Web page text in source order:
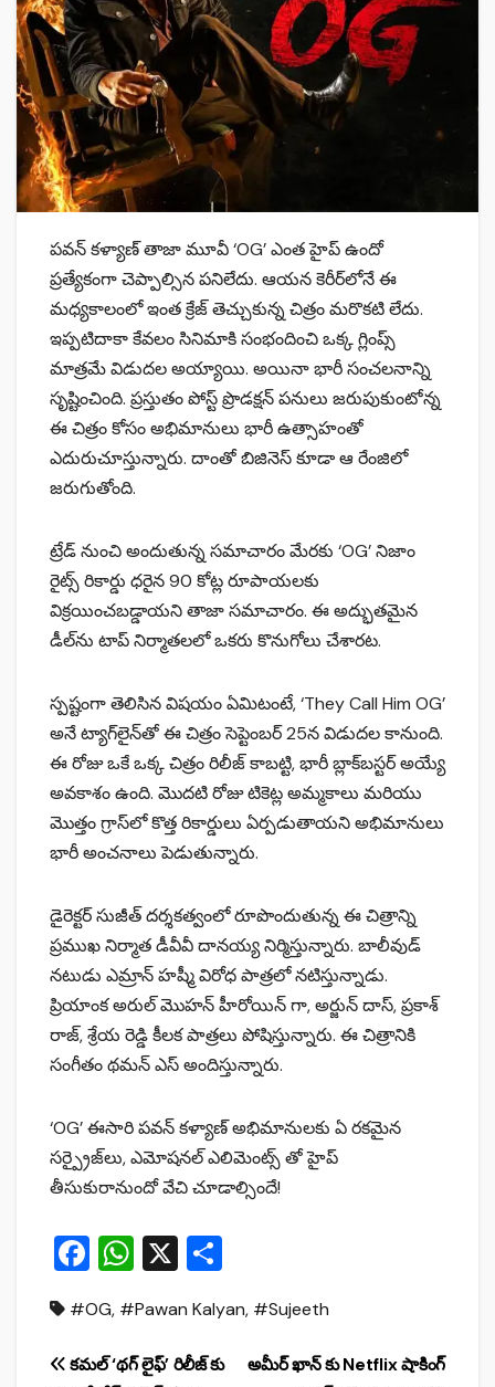
పవన్ కళ్యాణ్ తాజా మూవీ ‘OG’ ఎంత హైప్ ఉందో
ప్రత్యేకంగా చెప్పాల్సిన పనిలేదు. ఆయన కెరీర్‌లోనే ఈ
మధ్యకాలంలో ఇంత క్రేజ్ తెచ్చుకున్న చిత్రం మరొకటి లేదు.
ఇప్పటిదాకా కేవలం సినిమాకి సంభందించి ఒక్క గ్లింప్స్
మాత్రమే విడుద‌ల అయ్యాయి. అయినా భారీ సంచ‌ల‌నాన్ని
సృష్టించింది. ప్రస్తుతం పోస్ట్ ప్రొడక్షన్ పనులు జరుపుకుంటోన్న
ఈ చిత్రం కోసం అభిమానులు భారీ ఉత్సాహంతో
ఎదురుచూస్తున్నారు. దాంతో బిజినెస్ కూడా ఆ రేంజిలో
జరుగుతోంది.
ట్రేడ్ నుంచి అందుతున్న సమాచారం మేరకు ‘OG’ నిజాం
రైట్స్ రికార్డు ధరైన 90 కోట్ల రూపాయలకు
విక్రయించబడ్డాయని తాజా సమాచారం. ఈ అద్భుతమైన
డీల్‌ను టాప్ నిర్మాతలలో ఒకరు కొనుగోలు చేశారట.
స్పష్టంగా తెలిసిన విషయం ఏమిటంటే, ‘They Call Him OG’
అనే ట్యాగ్‌లైన్‌తో ఈ చిత్రం సెప్టెంబర్ 25న విడుదల కానుంది.
ఈ రోజు ఒకే ఒక్క చిత్రం రిలీజ్ కాబట్టి, భారీ బ్లాక్‌బస్టర్ అయ్యే
అవకాశం ఉంది. మొదటి రోజు టికెట్ల అమ్మకాలు మరియు
మొత్తం గ్రాస్‌లో కొత్త రికార్డులు ఏర్పడుతాయని అభిమానులు
భారీ అంచనాలు పెడుతున్నారు.
డైరెక్టర్ సుజీత్ దర్శకత్వంలో రూపొందుతున్న ఈ చిత్రాన్ని
ప్రముఖ నిర్మాత డీవీవీ దానయ్య నిర్మిస్తున్నారు. బాలీవుడ్
నటుడు ఎమ్రాన్ హష్మీ విరోధ పాత్రలో నటిస్తున్నాడు.
ప్రియాంక అరుల్ మొహన్ హీరోయిన్ గా, అర్జున్ దాస్, ప్రకాశ్
రాజ్, శ్రేయ రెడ్డి కీలక పాత్రలు పోషిస్తున్నారు. ఈ చిత్రానికి
సంగీతం థమన్ ఎస్ అందిస్తున్నారు.
‘OG’ ఈసారి పవన్ కళ్యాణ్ అభిమానులకు ఏ రకమైన
సర్ప్రైజ్‌లు, ఎమోషనల్ ఎలిమెంట్స్ తో హైప్
తీసుకురానుందో వేచి చూడాల్సిందే!
F
c
e
W
at
s
X
ar
e
#OG, #Pawan Kalyan, #Sujeeth
Post
అమీర్ ఖాన్ కు Netflix షాకింగ్
కమల్ ‘థగ్‌ లైఫ్‌’ రిలీజ్ కు